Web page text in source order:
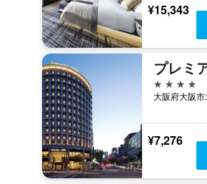
¥15,343
4つ星
¥7,276